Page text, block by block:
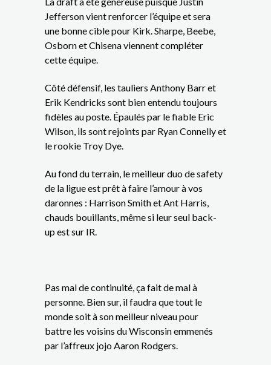
Jefferson vient renforcer l’équipe et sera
une bonne cible pour Kirk. Sharpe, Beebe,
Osborn et Chisena viennent compléter
cette équipe.
Côté défensif, les tauliers Anthony Barr et
Erik Kendricks sont bien entendu toujours
fidèles au poste. Épaulés par le fiable Eric
Wilson, ils sont rejoints par Ryan Connelly et
le rookie Troy Dye.
Au fond du terrain, le meilleur duo de safety
de la ligue est prêt à faire l’amour à vos
daronnes : Harrison Smith et Ant Harris,
chauds bouillants, même si leur seul back-
up est sur IR.
Pas mal de continuité, ça fait de mal à
personne. Bien sur, il faudra que tout le
monde soit à son meilleur niveau pour
battre les voisins du Wisconsin emmenés
par l’affreux jojo Aaron Rodgers.